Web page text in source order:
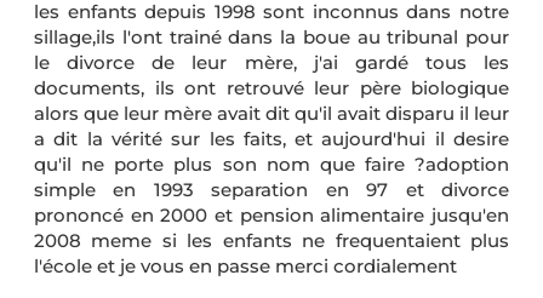
les enfants depuis 1998 sont inconnus dans notre
sillage,ils l'ont trainé dans la boue au tribunal pour
le divorce de leur mère, j'ai gardé tous les
documents, ils ont retrouvé leur père biologique
alors que leur mère avait dit qu'il avait disparu il leur
a dit la vérité sur les faits, et aujourd'hui il desire
qu'il ne porte plus son nom que faire ?adoption
simple en 1993 separation en 97 et divorce
prononcé en 2000 et pension alimentaire jusqu'en
2008 meme si les enfants ne frequentaient plus
l'école et je vous en passe merci cordialement